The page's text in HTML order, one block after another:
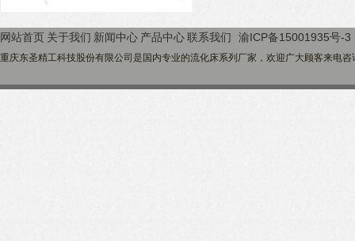
网站首页 关于我们 新闻中心 产品中心联系我们 渝ICP备15001935号-3
重庆东圣精工科技股份有限公司是国内专业的流化床系列厂家，欢迎广大顾客来电咨